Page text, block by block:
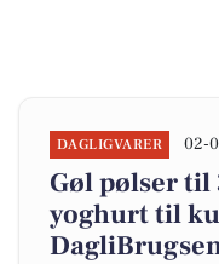
DAGLIGVARER 02-
Gøl pølser til
yoghurt til